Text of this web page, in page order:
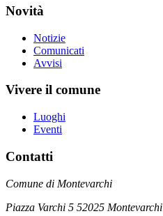
Novità
Notizie
Comunicati
Avvisi
Vivere il comune
Luoghi
Eventi
Contatti
Comune di Montevarchi
Piazza Varchi 5 52025 Montevarchi